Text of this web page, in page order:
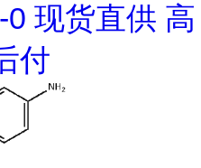
现货直供 高
付